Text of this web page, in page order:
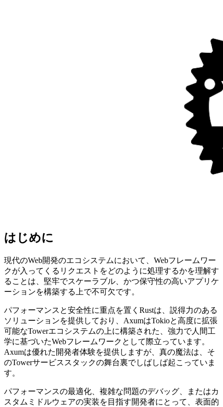
はじめに
現代のWeb開発のエコシステムにおいて、Webフレームワー
クが入ってくるリクエストをどのように処理するかを理解す
ることは、堅牢でスケーラブル、かつ保守性の高いアプリケ
ーションを構築する上で不可欠です。
パフォーマンスと安全性に重点を置くRustは、説得力のある
ソリューションを提供しており、AxumはTokioと高度に拡張
可能なTowerエコシステムの上に構築された、強力で人間工
学に基づいたWebフレームワークとして際立っています。
Axumは優れた開発者体験を提供しますが、真の魔法は、そ
のTowerサービススタックの舞台裏でしばしば起こっていま
す。
パフォーマンスの最適化、複雑な問題のデバッグ、またはカ
スタムミドルウェアの実装を目指す開発者にとって、表面的